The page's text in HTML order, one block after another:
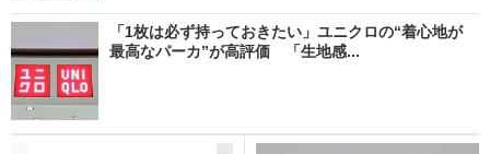
「1枚は必ず持っておきたい」ユニクロの“着心地が
最高なパーカ”が高評価 「生地感...